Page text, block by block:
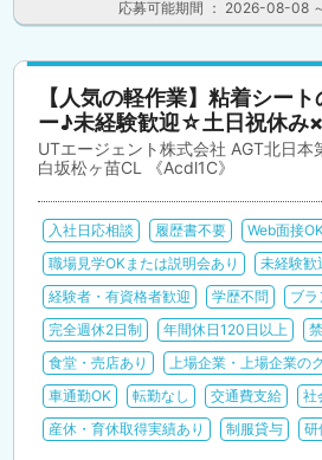
応募可能期間 ： 2026-08-08
【人気の軽作業】粘着シー
ー♪未経験歓迎☆土日祝休み×
UTエージェント株式会社 AGT北日本
白坂松ヶ苗CL 《Acdl1C》
入社日応相談 履歴書不要
Web面接
職場見学OKまたは説明会あり
未経験歓
経験者・有資格者歓迎
学歴不問 ブ
完全週休2日制
年間休日120日以上
食堂・売店あり
上場企業・上場企業の
車通勤OK
転勤なし 交通費支給
社
産休・育休取得実績あり
制服貸与 研